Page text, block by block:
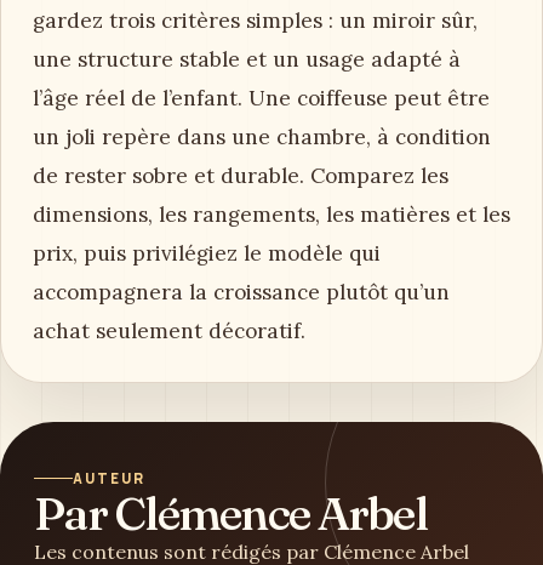
gardez trois critères simples : un miroir sûr,
une structure stable et un usage adapté à
l’âge réel de l’enfant. Une coiffeuse peut être
un joli repère dans une chambre, à condition
de rester sobre et durable. Comparez les
dimensions, les rangements, les matières et les
prix, puis privilégiez le modèle qui
accompagnera la croissance plutôt qu’un
achat seulement décoratif.
AUTEUR
Par Clémence Arbel
Les contenus sont rédigés par Clémence Arbel